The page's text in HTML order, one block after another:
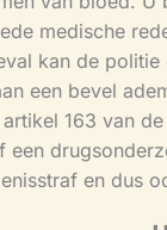
medische
kan de
een bevel
163 van
en dus